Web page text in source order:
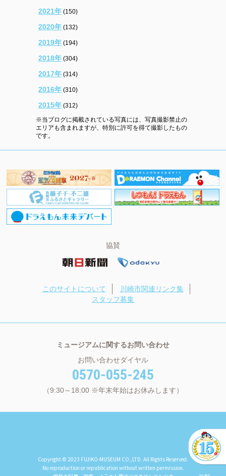
2021年 (150)
2020年 (132)
2019年 (194)
2018年 (304)
2017年 (314)
2016年 (310)
2015年 (312)
※当ブログに掲載されている写真には、写真撮影禁止の
エリアも含まれますが、特別に許可を得て撮影したもの
です。
協賛
このサイトについて
川崎市関連リンク集
スタッフ募集
ミュージアムに関するお問い合わせ
お問い合わせダイヤル
0570-055-245
（9:30～18:00 ※年末年始はお休みします）
Copyright © 2023 FUJIKO-MUSEUM CO.,LTD. All Rights Reserved.
No reproduction or republication without written permission.